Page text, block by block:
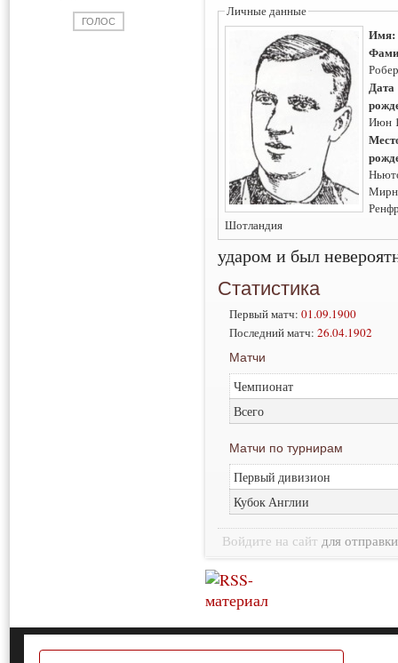
Личные данные
Дата
Июн
Шотландия
ударом и был
Статистика
Первый матч: 01.09.1900
Последний матч: 26.04.1902
Матчи
Чемпионат
Всего
Матчи по турнирам
Первый дивизион
Кубок Англии
Войдите на сайт для